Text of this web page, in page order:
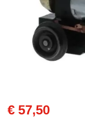
€ 57,50